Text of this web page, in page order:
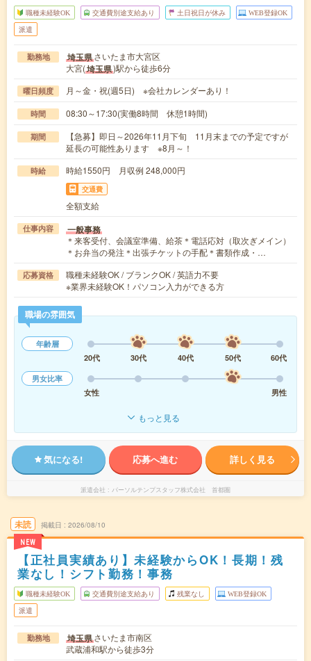
職種未経験OK 交通費別途支給あり 土日祝日が休み WEB登録OK
派遣
勤務地 埼玉県さいたま市大宮区
大宮(埼玉県)駅から徒歩6分
曜日頻度 月～金・祝(週5日) ※会社カレンダーあり！
時間 08:30～17:30(実働8時間 休憩1時間)
期間
【急募】即日～2026年11月下旬 11月末までの予定ですが
延長の可能性あります ※8月～！
時給 時給1550円 月収例 248,000円
交通費
全額支給
仕事内容 一般事務
＊来客受付、会議室準備、給茶＊電話応対（取次ぎメイン）
＊お弁当の発注＊出張チケットの手配＊書類作成・…
応募資格
職種未経験OK / ブランクOK / 英語力不要
※業界未経験OK！パソコン入力ができる方
職場の雰囲気
年齢層
20代
30代 40代 50代
60代
男女比率
女性
男性
もっと見る
気になる! 応募へ進む 詳しく見る
派遣会社 パーソルテンプスタッフ株式会社 首都圏
未読
NEW
掲載日 2026/08/10
【正社員実績あり】未経験からOK！長期！残
業なし！シフト勤務！事務
職種未経験OK 交通費別途支給あり 残業なし WEB登録OK
派遣
勤務地 埼玉県さいたま市南区
武蔵浦和駅から徒歩3分